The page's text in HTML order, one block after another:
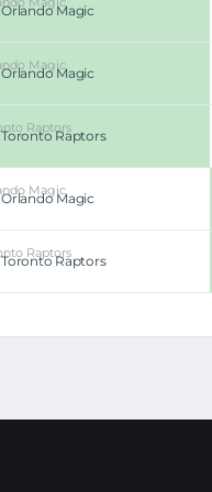
Orlando Magic
Orlando Magic
Toronto Raptors
Orlando Magic
Toronto Raptors